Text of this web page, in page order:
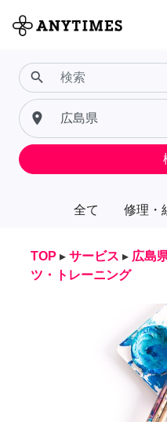
全て 修理・
search
place
TOP ▸ サービス ▸ 広島
ツ・トレーニング